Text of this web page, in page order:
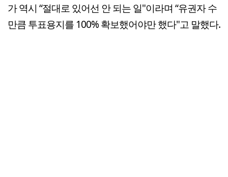
가 역시 “절대로 있어선 안 되는 일"이라며 “유권자 수
만큼 투표용지를 100% 확보했어야만 했다"고 말했다.